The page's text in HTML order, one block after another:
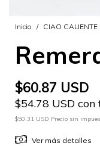
Inicio / CIAO CALIENTE
$60.87 USD
$54.78 USD
$50.31 USD Precio sin
Ver más detalles